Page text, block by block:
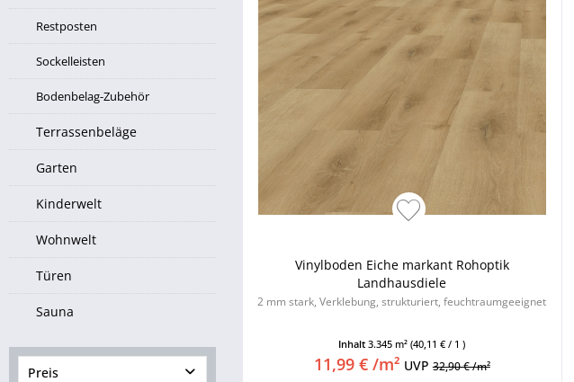
Restposten
Sockelleisten
Bodenbelag-Zubehör
Terrassenbeläge
Garten
Kinderwelt
Wohnwelt
Türen
Sauna
Preis
Vinylboden Eiche markant Rohoptik
Landhausdiele
2 mm stark, Verklebung, strukturiert, feuchtraumgeeignet
Inhalt3.345 m²(40,11 € / 1 )
11,99 € /m² UVP32,90 € /m²